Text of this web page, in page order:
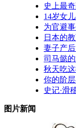
史上最
14岁女
为官避
日本的
妻子产
司马懿
秋天吃
你的阶
史记·滑
图片新闻